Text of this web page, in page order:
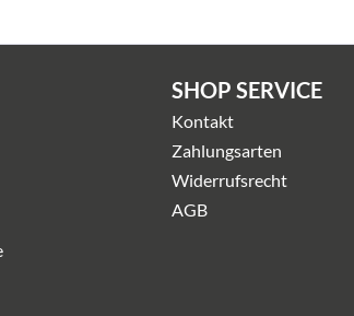
SHOP SERVICE
Kontakt
Zahlungsarten
Widerrufsrecht
AGB